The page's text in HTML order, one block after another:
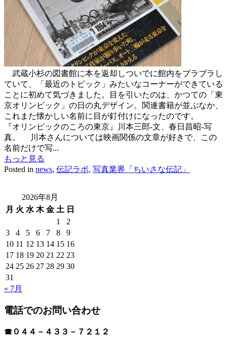
武蔵小杉の図書館に本を返却しついでに館内をブラブラし
ていて、「最近のトピック」みたいなコーナーができている
ことに初めて気づきました。目を引いたのは、かつての「東
京オリンピック」の日の丸デザイン。関連書籍が並ぶなか、
これまた懐かしい名前に目が釘付けになったのです。
『オリンピックのころの東京』川本三郎-文、春日昌昭-写
真。 川本さんについては映画関係の文章が好きで、この
名前だけで写...
もっと見る
Posted in news, 伝記ラボ, 写真業界「ちいさな伝記」
2026年8月
月 火 水 木 金 土 日
1
2
3
4 5 6 7 8
9
10 11 12 13 14 15 16
17 18 19 20 21 22 23
24 25 26 27 28 29 30
31
« 7月
電話でのお問い合わせ
☎０４４－４３３－７２１２